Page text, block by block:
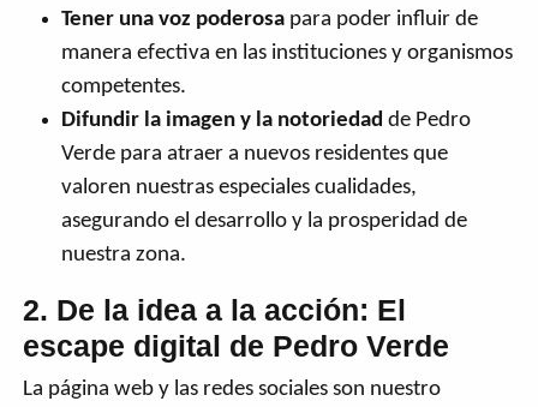
Tener una voz poderosa para poder influir de
manera efectiva en las instituciones y organismos
competentes.
Difundir la imagen y la notoriedad de Pedro
Verde para atraer a nuevos residentes que
valoren nuestras especiales cualidades,
asegurando el desarrollo y la prosperidad de
nuestra zona.
2. De la idea a la acción: El
escape digital de Pedro Verde
La página web y las redes sociales son nuestro